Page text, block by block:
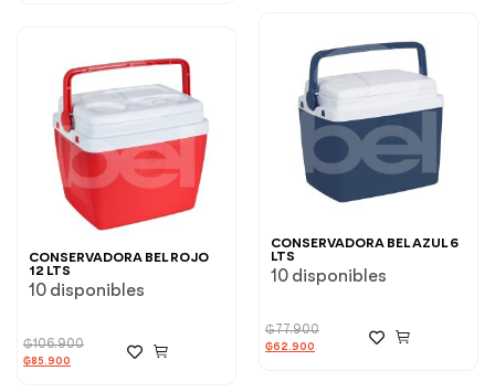
CONSERVADORA BEL AZUL 6
LTS
10 disponibles
₲77.900
₲62.900
CONSERVADORA BEL ROJO
12 LTS
10 disponibles
₲106.900
₲85.900